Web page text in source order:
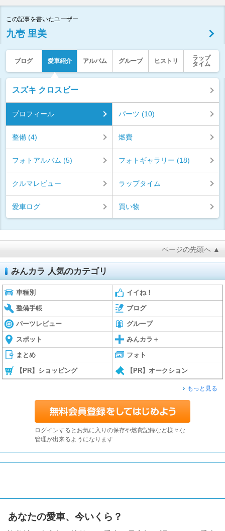
この記事を書いたユーザー
九壱 里美
ブログ 愛車紹介 アルバム グループ ヒストリ
ラップ
タイム
スズキ クロスビー
プロフィール パーツ (10)
整備 (4) 燃費
フォトアルバム (5) フォトギャラリー (18)
クルマレビュー ラップタイム
愛車ログ 買い物
ページの先頭へ ▲
みんカラ 人気のカテゴリ
車種別 イイね！
整備手帳 ブログ
パーツレビュー グループ
スポット みんカラ＋
まとめ フォト
【PR】ショッピング 【PR】オークション
もっと見る
ログインするとお気に入りの保存や燃費記録など様々な
管理が出来るようになります
あなたの愛車、今いくら？